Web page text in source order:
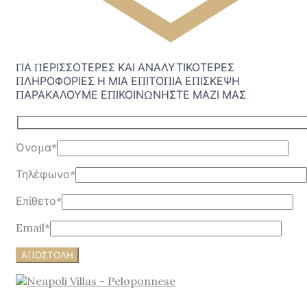
ΓΙΑ ΠΕΡΙΣΣΟΤΕΡΕΣ ΚΑΙ ΑΝΑΛΥΤΙΚΟΤΕΡΕΣ
ΠΛΗΡΟΦΟΡΙΕΣ Η ΜΙΑ ΕΠΙΤΟΠΙΑ ΕΠΙΣΚΕΨΗ
ΠΑΡΑΚΑΛΟΥΜΕ ΕΠΙΚΟΙΝΩΝΗΣΤΕ ΜΑΖΙ ΜΑΣ
Όνομα*
Τηλέφωνο*
Επίθετο*
Email*